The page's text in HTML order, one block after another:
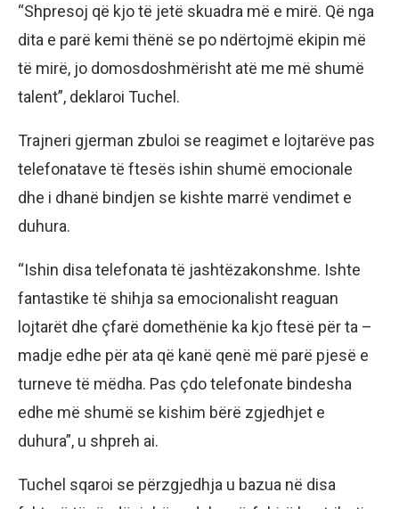
“Shpresoj që kjo të jetë skuadra më e mirë. Që nga
dita e parë kemi thënë se po ndërtojmë ekipin më
të mirë, jo domosdoshmërisht atë me më shumë
talent”, deklaroi Tuchel.
Trajneri gjerman zbuloi se reagimet e lojtarëve pas
telefonatave të ftesës ishin shumë emocionale
dhe i dhanë bindjen se kishte marrë vendimet e
duhura.
“Ishin disa telefonata të jashtëzakonshme. Ishte
fantastike të shihja sa emocionalisht reaguan
lojtarët dhe çfarë domethënie ka kjo ftesë për ta –
madje edhe për ata që kanë qenë më parë pjesë e
turneve të mëdha. Pas çdo telefonate bindesha
edhe më shumë se kishim bërë zgjedhjet e
duhura”, u shpreh ai.
Tuchel sqaroi se përzgjedhja u bazua në disa